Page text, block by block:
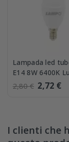
Lampada led
E14 8W 6400K
fredda Lampo
CO10WE14BF
2,80 € 2,72 €
I clienti che